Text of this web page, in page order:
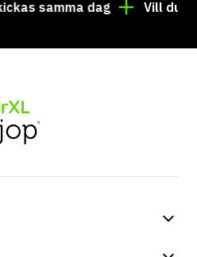
samma dag Vill du ha